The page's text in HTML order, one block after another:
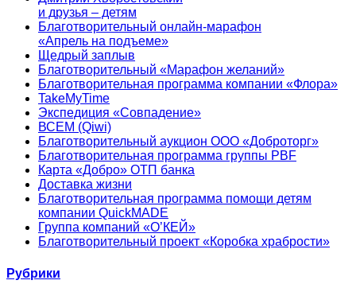
и друзья – детям
Благотворительный онлайн‑марафон
«Апрель на подъеме»
Щедрый заплыв
Благотворительный «Марафон желаний»
Благотворительная программа компании «Флора»
TakeMyTime
Экспедиция «Совпадение»
ВСЕМ (Qiwi)
Благотворительный аукцион ООО «Доброторг»
Благотворительная программа группы PBF
Карта «Добро» ОТП банка
Доставка жизни
Благотворительная программа помощи детям
компании QuickMADE
Группа компаний «О’КЕЙ»
Благотворительный проект «Коробка храбрости»
Рубрики